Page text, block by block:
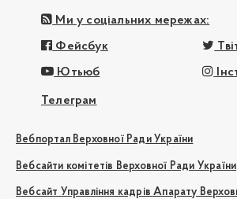
Ми у соціальних мережах:
Фейсбук
Ютьюб
Телеграм
Вебпортал Верховної Ради України
Вебсайти комітетів Верховної Ради України
Вебсайт Управління кадрів Апарату